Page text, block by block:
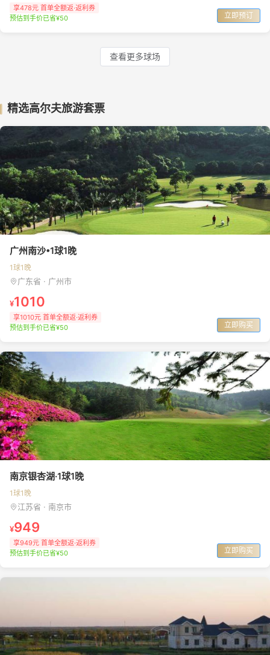
享478元 首单全额返·返利券
预估到手价已省¥50
立即预订
查看更多球场
精选高尔夫旅游套票
广州南沙•1球1晚
1球1晚
广东省 · 广州市
¥1010
享1010元 首单全额返·返利券
预估到手价已省¥50
立即购买
南京银杏湖·1球1晚
1球1晚
江苏省 · 南京市
¥949
享949元 首单全额返·返利券
预估到手价已省¥50
立即购买